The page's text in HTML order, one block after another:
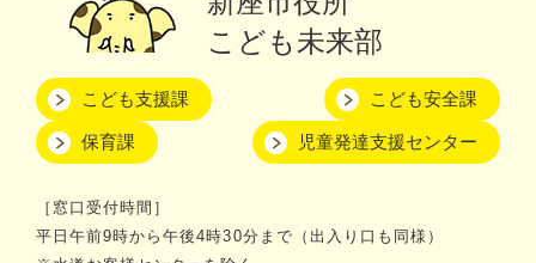
こども未来部
こども支援課
保育課
こども安全課
児童発達支援センター
［窓口受付時間］
平日午前9時から午後4時30分まで（出入り口も同様）